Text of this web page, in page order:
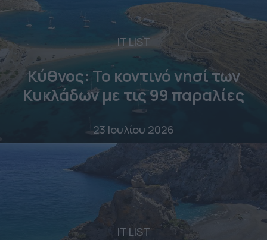
IT LIST
Κύθνος: Το κοντινό νησί των
Κυκλάδων με τις 99 παραλίες
23 Ιουλίου 2026
IT LIST